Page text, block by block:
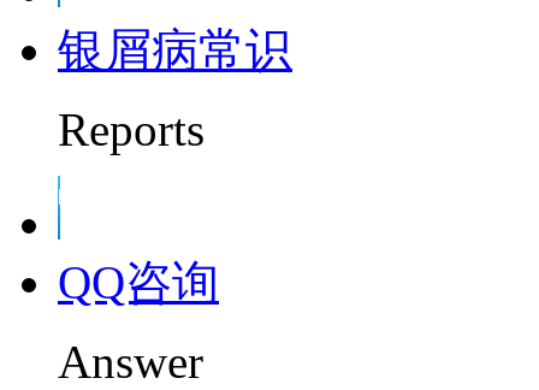
银屑病常识
Reports
QQ咨询
Answer